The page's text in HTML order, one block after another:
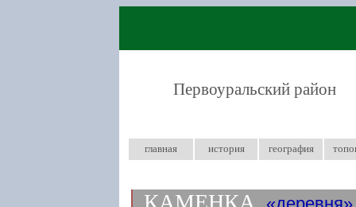
Первоуральский район
главная история география
КАМЕНКА